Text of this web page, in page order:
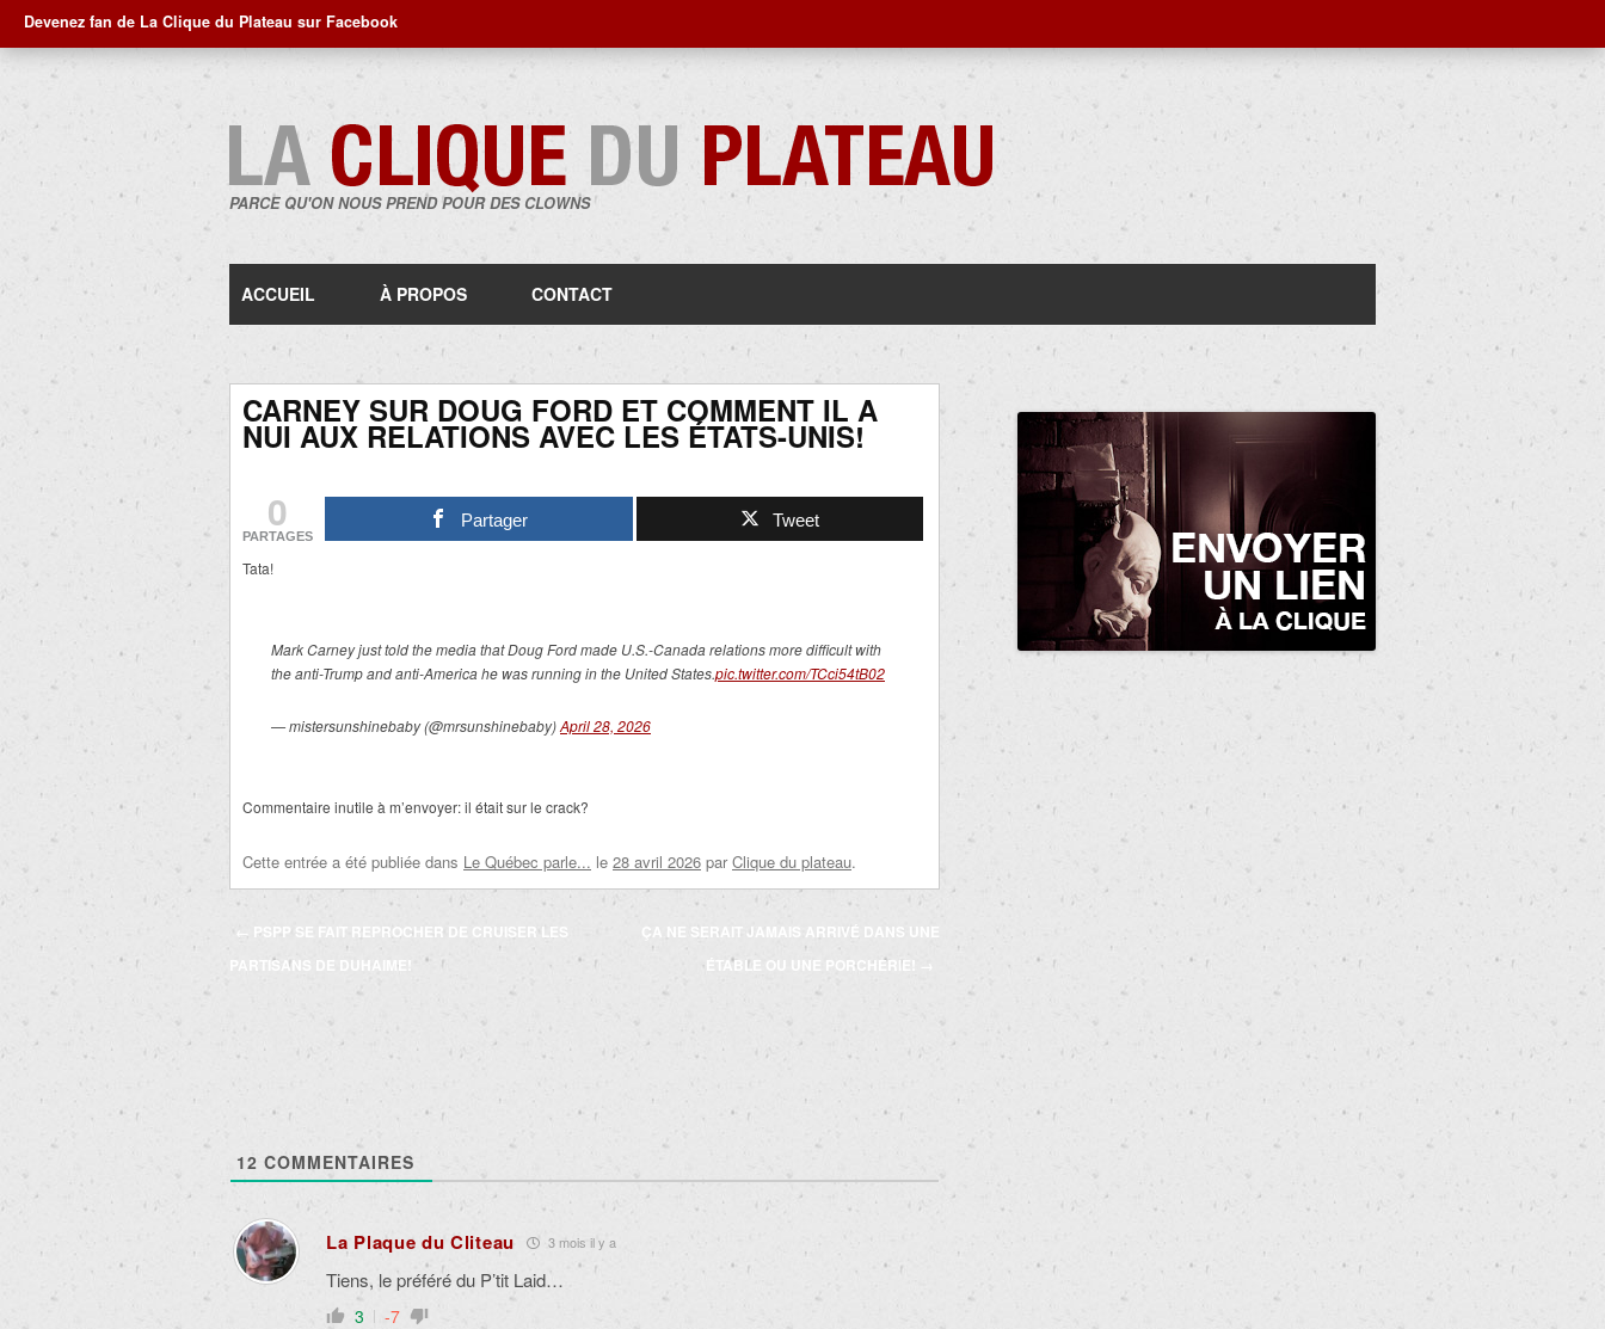
Devenez fan de La Clique du Plateau sur Facebook
PARCE QU'ON NOUS PREND POUR DES CLOWNS
au
ACCUEIL À PROPOS CONTACT
CARNEY SUR DOUG FORD ET COMMENT IL A
NUI AUX RELATIONS AVEC LES ÉTATS-UNIS!
0
PARTAGES
Partager Tweet
Tata!
Mark Carney just told the media that Doug Ford made U.S.-Canada relations more difficult with
the anti-Trump and anti-America he was running in the United States.pic.twitter.com/TCci54tB02
— mistersunshinebaby (@mrsunshinebaby)April 28, 2026
Commentaire inutile à m’envoyer: il était sur le crack?
Cette entrée a été publiée dans Le Québec parle... le 28 avril 2026 par Clique du plateau.
Navigation
des
← PSPP SE FAIT REPROCHER DE CRUISER LES
PARTISANS DE DUHAIME!
ÇA NE SERAIT JAMAIS ARRIVÉ DANS UNE
ÉTABLE OU UNE PORCHERIE!
→
12 COMMENTAIRES
La Plaque du Cliteau 3 mois il y a
Tiens, le préféré du P’tit Laid…
3 -7